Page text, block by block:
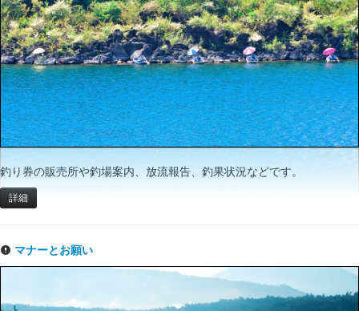
釣り券の販売所や釣場案内、放流報告、釣果状況などです。
詳細
マナーとお願い